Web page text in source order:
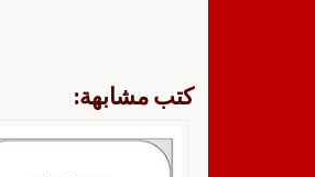
كتب مشابهة: